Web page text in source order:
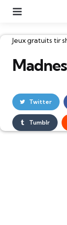
Catégories
Jeux gratuits tir
Twitter
Tumblr